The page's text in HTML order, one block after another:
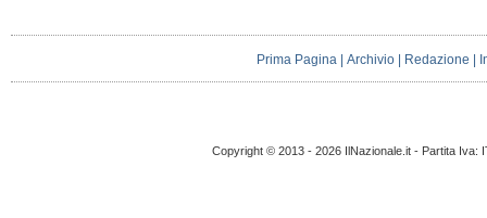
Prima Pagina |Archivio | Redazione |
Copyright © 2013 - 2026 IlNazionale.it - Partita Iva: